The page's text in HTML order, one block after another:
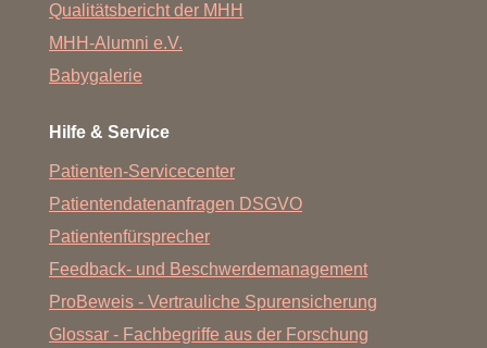
Qualitätsbericht der MHH
MHH-Alumni e.V.
Babygalerie
Hilfe & Service
Patienten-Servicecenter
Patientendatenanfragen DSGVO
Patientenfürsprecher
Feedback- und Beschwerdemanagement
ProBeweis - Vertrauliche Spurensicherung
Glossar - Fachbegriffe aus der Forschung